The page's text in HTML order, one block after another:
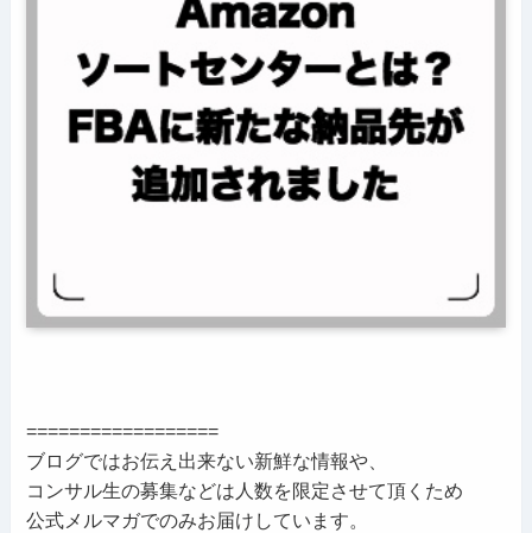
==================
ブログではお伝え出来ない新鮮な情報や、
コンサル生の募集などは人数を限定させて頂くため
公式メルマガでのみお届けしています。